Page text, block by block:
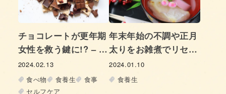
チョコレートが更年期
女性を救う鍵に!? – 血
液サラサラ・美肌・便
通改善…と、いいこと
づくしのカカオの秘密
2024.02.13
食べ物
食養生
食事
セルフケア
年末年始の不調や正月
太りをお雑煮でリセッ
ト⁉︎ 「ゆらぎやすい」
おとなの女性の健康を
2024.01.10
食養生